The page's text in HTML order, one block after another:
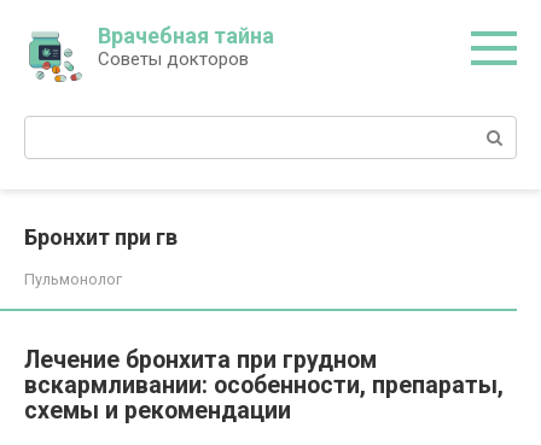
контенту
Врачебная тайна
Советы докторов
Поиск:
Бронхит при гв
Пульмонолог
Лечение бронхита при грудном
вскармливании: особенности, препараты,
схемы и рекомендации